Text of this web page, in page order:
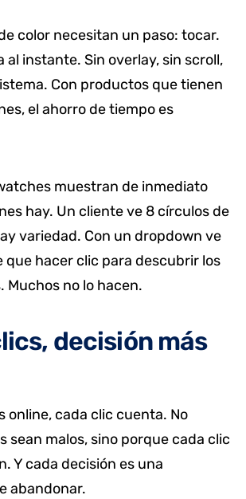
color necesitan un paso: tocar.
al instante. Sin overlay, sin scroll,
Con productos que tienen
el ahorro de tiempo es
muestran de inmediato
hay. Un cliente ve 8 círculos de
variedad. Con un dropdown ve
que hacer clic para descubrir los
Muchos no lo hacen.
decisión más
online, cada clic cuenta. No
sean malos, sino porque cada clic
Y cada decisión es una
abandonar.